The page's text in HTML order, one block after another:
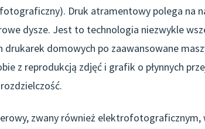
Druk atramentowy polega na
dysze. Jest to technologia niezwykle
drukarek domowych po zaawansowane
z reprodukcją zdjęć i grafik o płynnych
zwany również